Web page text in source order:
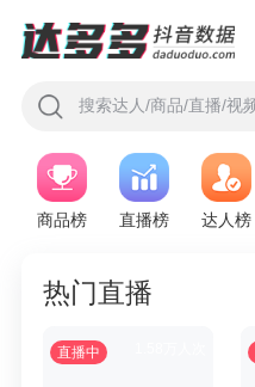
搜索达人/商品/直播/视
商品榜 直播榜 达人榜
热门直播
直播中